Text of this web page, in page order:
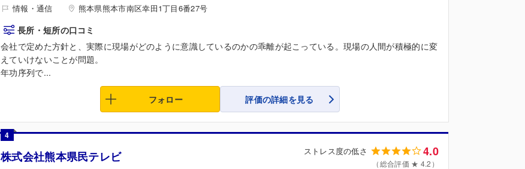
情報・通信 熊本県熊本市南区幸田1丁目6番27号
長所・短所の口コミ
会社で定めた方針と、実際に現場がどのように意識しているのかの乖離が起こっている。現場の人間が積極的に変
えていけないことが問題。
年功序列で...
フォロー 評価の詳細を見る
4
株式会社熊本県民テレビ ストレス度の低さ 4.0
（総合評価 ★ 4.2）